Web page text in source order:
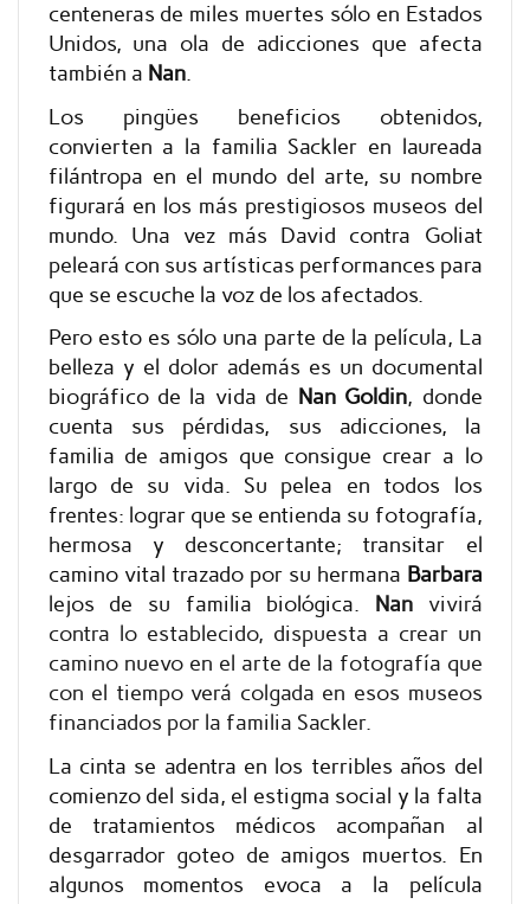
centeneras de miles muertes sólo en Estados
Unidos, una ola de adicciones que afecta
también a Nan.
Los pingües beneficios obtenidos,
convierten a la familia Sackler en laureada
filántropa en el mundo del arte, su nombre
figurará en los más prestigiosos museos del
mundo. Una vez más David contra Goliat
peleará con sus artísticas performances para
que se escuche la voz de los afectados.
Pero esto es sólo una parte de la película, La
belleza y el dolor además es un documental
biográfico de la vida de Nan Goldin, donde
cuenta sus pérdidas, sus adicciones, la
familia de amigos que consigue crear a lo
largo de su vida. Su pelea en todos los
frentes: lograr que se entienda su fotografía,
hermosa y desconcertante; transitar el
camino vital trazado por su hermana Barbara
lejos de su familia biológica. Nanvivirá
contra lo establecido, dispuesta a crear un
camino nuevo en el arte de la fotografía que
con el tiempo verá colgada en esos museos
financiados por la familia Sackler.
La cinta se adentra en los terribles años del
comienzo del sida, el estigma social y la falta
de tratamientos médicos acompañan al
desgarrador goteo de amigos muertos. En
algunos momentos evoca a la película